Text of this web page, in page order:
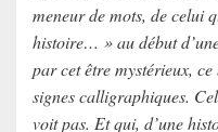
meneur de mots, de celui
histoire… » au début
par cet être mystérieux,
signes calligraphiques.
voit pas. Et qui, d’une